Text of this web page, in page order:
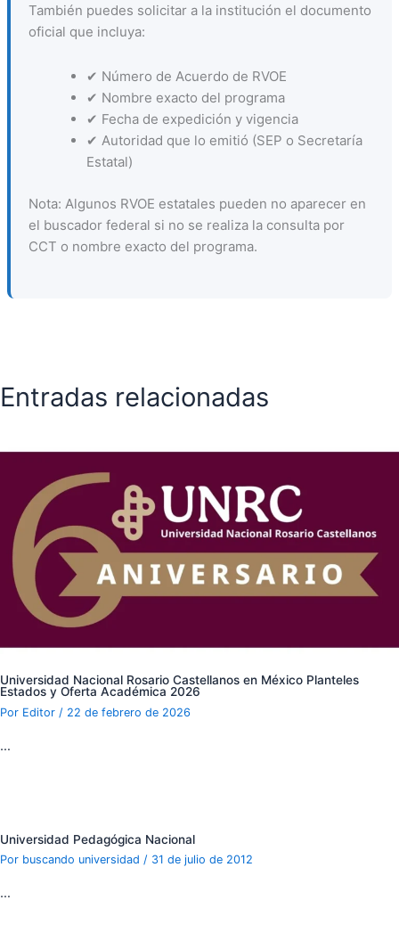
También puedes solicitar a la institución el documento
oficial que incluya:
✔ Número de Acuerdo de RVOE
✔ Nombre exacto del programa
✔ Fecha de expedición y vigencia
✔ Autoridad que lo emitió (SEP o Secretaría
Estatal)
Nota: Algunos RVOE estatales pueden no aparecer en
el buscador federal si no se realiza la consulta por
CCT o nombre exacto del programa.
Entradas relacionadas
Universidad Nacional Rosario Castellanos en México Planteles
Estados y Oferta Académica 2026
Por Editor / 22 de febrero de 2026
…
Universidad Pedagógica Nacional
Por buscando universidad / 31 de julio de 2012
…